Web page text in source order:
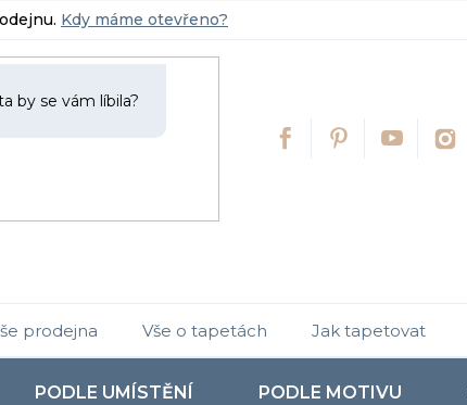
Kdy máme otevřeno?
PODLE UMÍSTĚNÍ PODLE MOTIVU
prodejna Vše o tapetách Jak tapetovat